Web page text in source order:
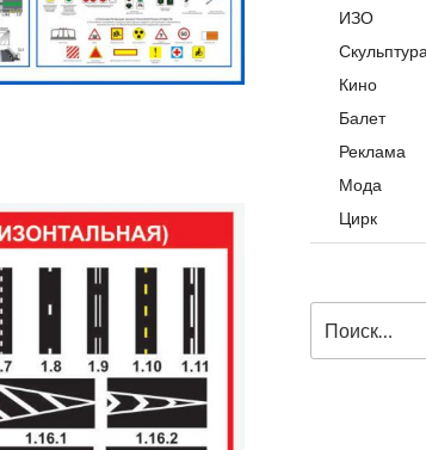
ИЗО
Кино
Балет
Реклама
Мода
Цирк